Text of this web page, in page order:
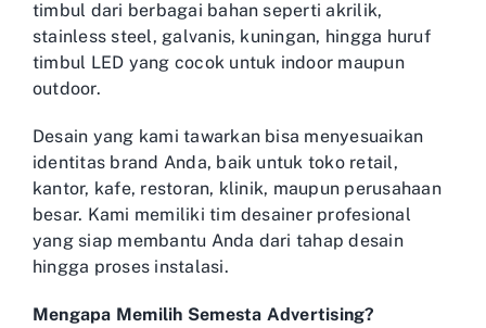
timbul dari berbagai bahan seperti akrilik,
stainless steel, galvanis, kuningan, hingga huruf
timbul LED yang cocok untuk indoor maupun
outdoor.
Desain yang kami tawarkan bisa menyesuaikan
identitas brand Anda, baik untuk toko retail,
kantor, kafe, restoran, klinik, maupun perusahaan
besar. Kami memiliki tim desainer profesional
yang siap membantu Anda dari tahap desain
hingga proses instalasi.
Mengapa Memilih Semesta Advertising?